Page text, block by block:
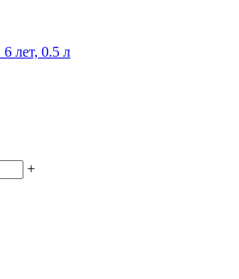
лет, 0.5 л
+